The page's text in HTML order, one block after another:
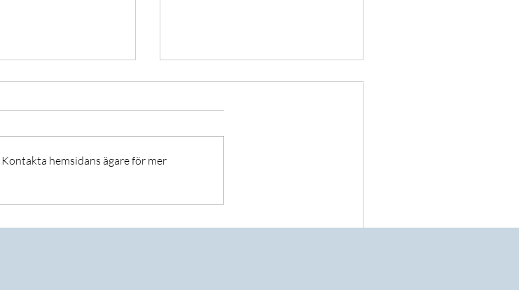
träning
hemsidans ägare för mer